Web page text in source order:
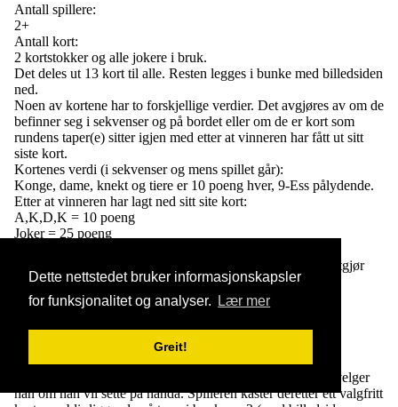
Dette nettstedet bruker informasjonskapsler
for funksjonalitet og analyser.
Lær mer
Greit!
Antall spillere:
2+
Antall kort:
2 kortstokker og alle jokere i bruk.
Det deles ut 13 kort til alle. Resten legges i bunke med billedsiden
ned.
Noen av kortene har to forskjellige verdier. Det avgjøres av om de
befinner seg i sekvenser og på bordet eller om de er kort som
rundens taper(e) sitter igjen med etter at vinneren har fått ut sitt
siste kort.
Kortenes verdi (i sekvenser og mens spillet går):
Konge, dame, knekt og tiere er 10 poeng hver, 9-Ess pålydende.
Etter at vinneren har lagt ned sitt site kort:
A,K,D,K = 10 poeng
Joker = 25 poeng
"Åpning": 1 eller flere sekvenser av kort som tilsammen utgjør
minst 40 poeng.
Meningen med spillet: Å unngå å komme til 201 poeng.
Spilleren til venstre for giver trekker ett kort. Dette kortet velger
han om han vil sette på hånda. Spilleren kaster deretter ett valgfritt